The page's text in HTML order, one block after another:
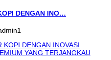
DENGAN INO…